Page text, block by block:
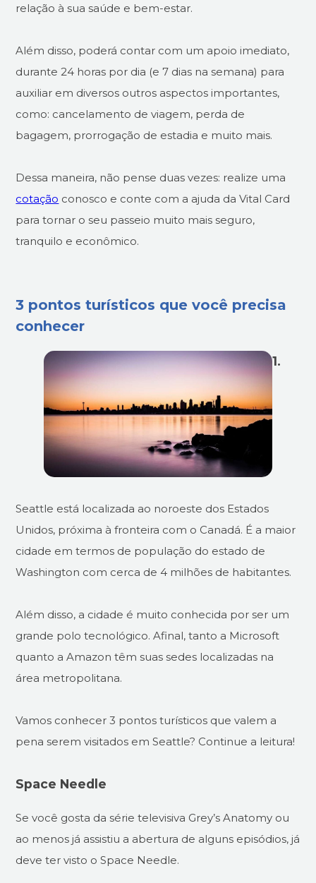
relação à sua saúde e bem-estar.
Além disso, poderá contar com um apoio imediato,
durante 24 horas por dia (e 7 dias na semana) para
auxiliar em diversos outros aspectos importantes,
como: cancelamento de viagem, perda de
bagagem, prorrogação de estadia e muito mais.
Dessa maneira, não pense duas vezes: realize uma
cotação conosco e conte com a ajuda da Vital Card
para tornar o seu passeio muito mais seguro,
tranquilo e econômico.
3 pontos turísticos que você precisa
conhecer
Seattle está localizada ao noroeste dos Estados
Unidos, próxima à fronteira com o Canadá. É a maior
cidade em termos de população do estado de
Washington com cerca de 4 milhões de habitantes.
Além disso, a cidade é muito conhecida por ser um
grande polo tecnológico. Afinal, tanto a Microsoft
quanto a Amazon têm suas sedes localizadas na
área metropolitana.
Vamos conhecer 3 pontos turísticos que valem a
pena serem visitados em Seattle? Continue a leitura!
1.
Space Needle
Se você gosta da série televisiva Grey’s Anatomy ou
ao menos já assistiu a abertura de alguns episódios, já
deve ter visto o Space Needle.